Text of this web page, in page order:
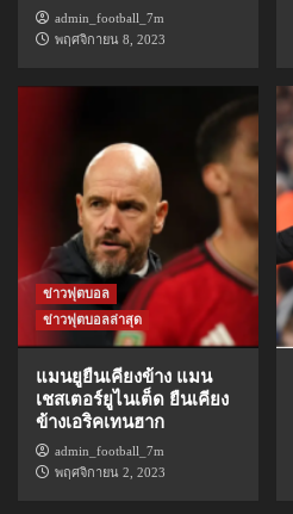
admin_football_7m
พฤศจิกายน 8, 2023
ข่าวฟุตบอล
ข่าวฟุตบอลล่าสุด
แมนยูยืนเคียงข้าง แมน
เชสเตอร์ยูไนเต็ด ยืนเคียง
ข้างเอริคเทนฮาก
admin_football_7m
พฤศจิกายน 2, 2023